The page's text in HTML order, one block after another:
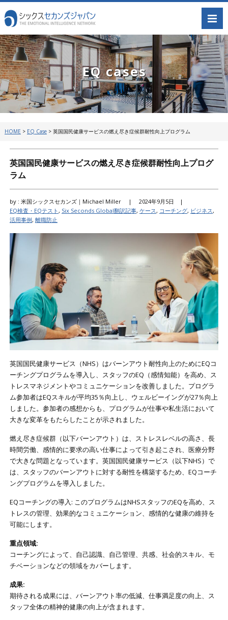
EQ cases
HOME > EQ Case> 英国国民健康サービスの燃え尽き症候群耐性向上プログラム
英国国民健康サービスの燃え尽き症候群耐性向上プログ
ラム
by : 米国シックスセカンズ｜Michael Miller |
2024年9月5日 |
EQ検査・EQテスト, Six Seconds Global翻訳記事, ケース, コーチング, ビジネス,
活用事例, 離職防止
英国国民健康サービス（NHS）はバーンアウト耐性向上のためにEQコ
ーチングプログラムを導入し、スタッフのEQ（感情知能）を高め、ス
トレスマネジメントやコミュニケーションを改善しました。プログラ
ム参加者はEQスキルが平均35％向上し、ウェルビーイングが27％向上
しました。参加者の感想からも、プログラムが仕事や私生活において
大きな変革をもたらしたことが示されました。
燃え尽き症候群（以下バーンアウト）は、ストレスレベルの高さ、長
時間労働、感情的に要求の高い仕事によって引き起こされ、医療分野
で大きな問題となっています。英国国民健康サービス（以下NHS）で
は、スタッフのバーンアウトに対する耐性を構築するため、EQコーチ
ングプログラムを導入しました。
EQコーチングの導入: このプログラムはNHSスタッフのEQを高め、ス
トレスの管理、効果的なコミュニケーション、感情的な健康の維持を
可能にします。
重点領域:
コーチングによって、自己認識、自己管理、共感、社会的スキル、モ
チベーションなどの領域をカバーします。
成果:
期待される成果には、バーンアウト率の低減、仕事満足度の向上、ス
タッフ全体の精神的健康の向上が含まれます。